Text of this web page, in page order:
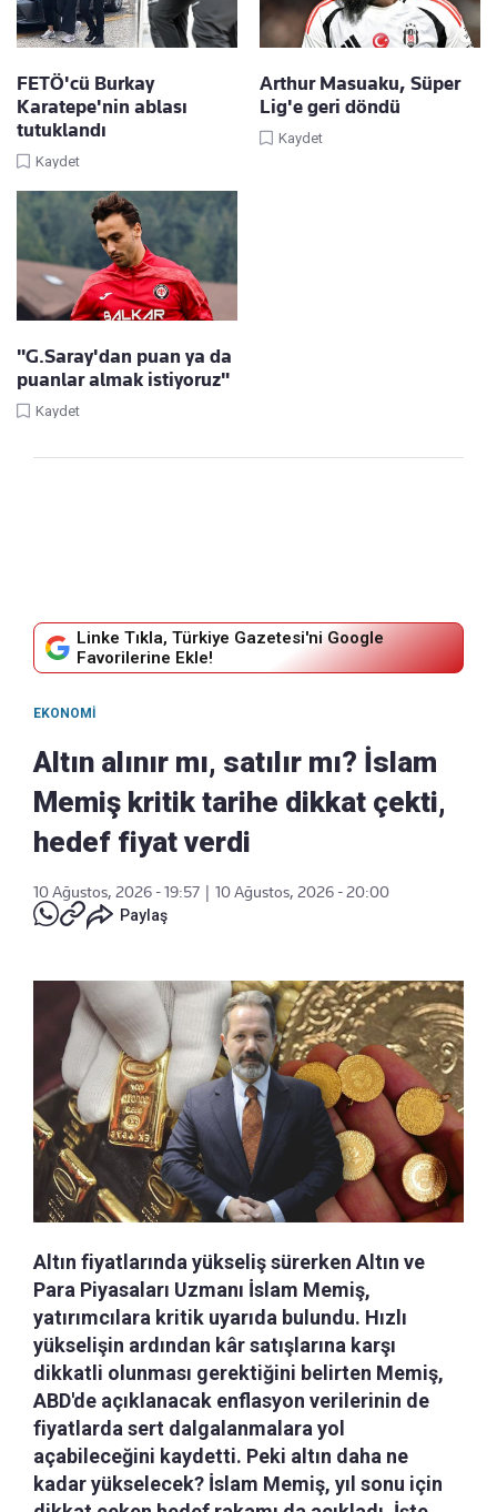
FETÖ'cü Burkay
Karatepe'nin ablası
tutuklandı
Kaydet
Arthur Masuaku, Süper
Lig'e geri döndü
Kaydet
"G.Saray'dan puan ya da
puanlar almak istiyoruz"
Kaydet
Linke Tıkla, Türkiye Gazetesi'ni Google
Favorilerine Ekle!
EKONOMI
Altın alınır mı, satılır mı? İslam
Memiş kritik tarihe dikkat çekti,
hedef fiyat verdi
10 Ağustos, 2026 - 19:57
10 Ağustos, 2026 - 20:00
Paylaş
Altın fiyatlarında yükseliş sürerken Altın ve
Para Piyasaları Uzmanı İslam Memiş,
yatırımcılara kritik uyarıda bulundu. Hızlı
yükselişin ardından kâr satışlarına karşı
dikkatli olunması gerektiğini belirten Memiş,
ABD'de açıklanacak enflasyon verilerinin de
fiyatlarda sert dalgalanmalara yol
açabileceğini kaydetti. Peki altın daha ne
kadar yükselecek? İslam Memiş, yıl sonu için